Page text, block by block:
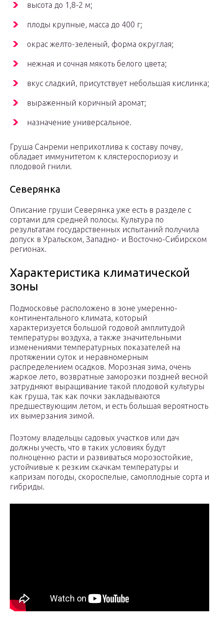
высота до 1,8-2 м;
плоды крупные, масса до 400 г;
окрас желто-зеленый, форма округлая;
нежная и сочная мякоть белого цвета;
вкус сладкий, присутствует небольшая кислинка;
выраженный коричный аромат;
назначение универсальное.
Груша Санреми неприхотлива к составу почву,
обладает иммунитетом к клястероспориозу и
плодовой гнили.
Северянка
Описание груши Северянка уже есть в разделе с
сортами для средней полосы. Культура по
результатам государственных испытаний получила
допуск в Уральском, Западно- и Восточно-Сибирском
регионах.
Характеристика климатической
зоны
Подмосковье расположено в зоне умеренно-
континентального климата, который
характеризуется большой годовой амплитудой
температуры воздуха, а также значительными
изменениями температурных показателей на
протяжении суток и неравномерным
распределением осадков. Морозная зима, очень
жаркое лето, возвратные заморозки поздней весной
затрудняют выращивание такой плодовой культуры
как груша, так как почки закладываются
предшествующим летом, и есть большая вероятность
их вымерзания зимой.
Поэтому владельцы садовых участков или дач
должны учесть, что в таких условиях будут
полноценно расти и развиваться морозостойкие,
устойчивые к резким скачкам температуры и
капризам погоды, скороспелые, самоплодные сорта и
гибриды.